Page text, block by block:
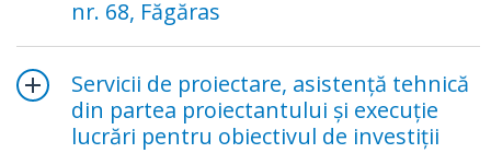
nr. 68, Făgăras
Servicii de proiectare, asistență tehnică
din partea proiectantului și execuție
lucrări pentru obiectivul de investiții